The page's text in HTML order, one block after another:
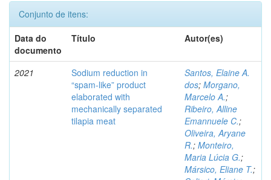
Conjunto de itens:
Data do
documento
Título Autor(es)
2021
Sodium reduction in
“spam-like” product
elaborated with
mechanically separated
tilapia meat
Santos, Elaine A.
dos; Morgano,
Marcelo A.;
Ribeiro, Alline
Emannuele C.;
Oliveira, Aryane
R.; Monteiro,
Maria Lúcia G.;
Mársico, Eliane T.;